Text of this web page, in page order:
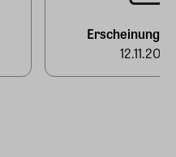
12.11.2019